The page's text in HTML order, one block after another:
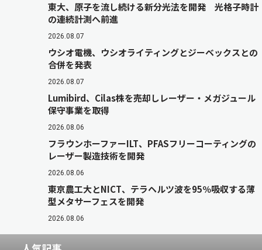
東大、原子を流し続ける新分光法を開発 光格子時計
の連続計測へ前進
2026.08.07
ウシオ電機、ウシオライティングとジーベックスとの
合併を発表
2026.08.07
Lumibird、Cilas株を売却しレーザー・メガジュール
保守事業を取得
2026.08.06
フラウンホーファーILT、PFASフリーコーティングの
レーザー製造技術を開発
2026.08.06
東京農工大とNICT、テラヘルツ波を95％吸収する薄
型メタサーフェスを開発
2026.08.06